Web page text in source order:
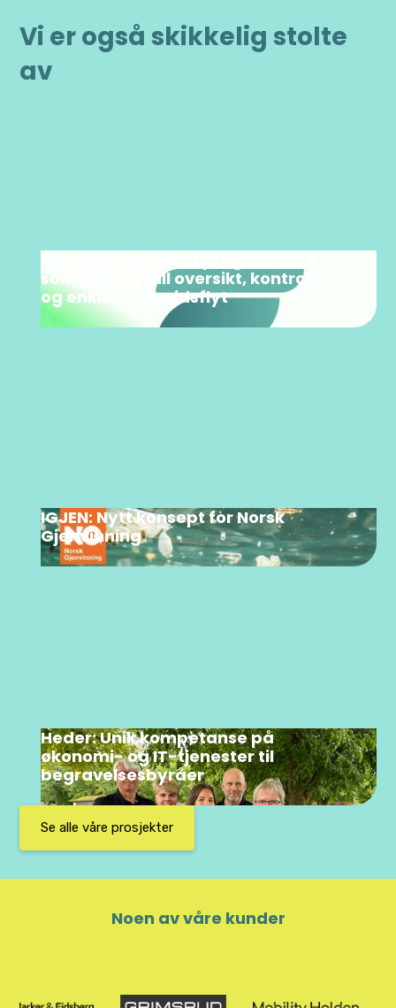
Vi er også skikkelig stolte
av
som gir deg full oversikt, kontroll
og enklere arbeidsflyt
IGJEN: Nytt konsept for Norsk
Gjenvinning
Heder: Unik kompetanse på
økonomi- og IT-tjenester til
begravelsesbyråer
Se alle våre prosjekter
Noen av våre kunder